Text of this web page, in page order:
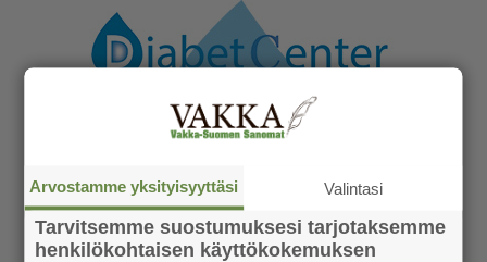
Arvostamme yksityisyyttäsi Valintasi
Tarvitsemme suostumuksesi tarjotaksemme
henkilökohtaisen käyttökokemuksen